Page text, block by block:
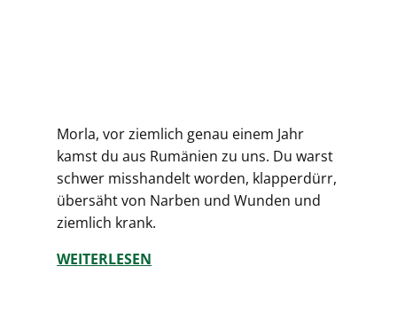
Morla, vor ziemlich genau einem Jahr
kamst du aus Rumänien zu uns. Du warst
schwer misshandelt worden, klapperdürr,
übersäht von Narben und Wunden und
ziemlich krank.
WEITERLESEN